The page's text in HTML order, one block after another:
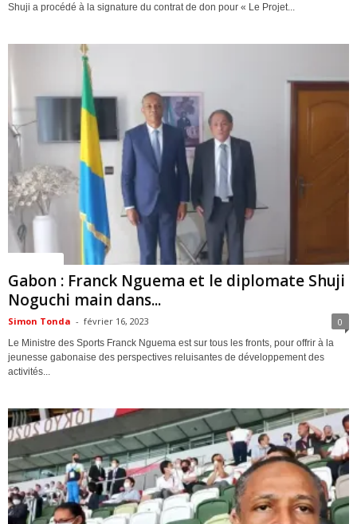
Shuji a procédé à la signature du contrat de don pour « Le Projet...
Gabon : Franck Nguema et le diplomate Shuji
Noguchi main dans...
Simon Tonda - février 16, 2023 0
Le Ministre des Sports Franck Nguema est sur tous les fronts, pour offrir à la
jeunesse gabonaise des perspectives reluisantes de développement des
activités...